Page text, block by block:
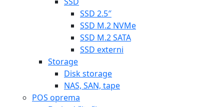
SSD 2.5″
SSD M.2 NVMe
SSD M.2 SATA
SSD externi
Storage
Disk storage
NAS, SAN, tape
POS oprema